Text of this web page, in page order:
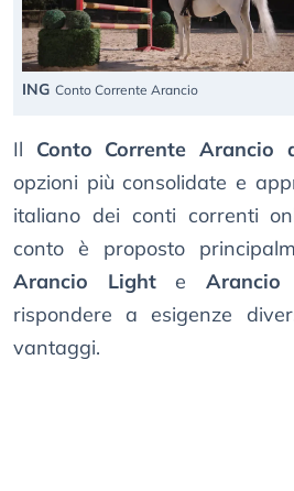
ING Conto Corrente Arancio
Il Conto Corrente Arancio
opzioni più consolidate e
italiano dei conti correnti
conto è proposto
Arancio LighteArancio
rispondere a esigenze
vantaggi.